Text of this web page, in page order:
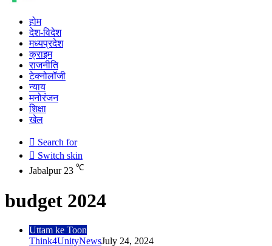
होम
देश-विदेश
मध्यप्रदेश
क्राइम
राजनीति
टेक्नोलॉजी
न्याय
मनोरंजन
शिक्षा
खेल
Search for
Switch skin
Jabalpur 23 ℃
budget 2024
Uttam ke Toon
Think4UnityNewsJuly 24, 2024